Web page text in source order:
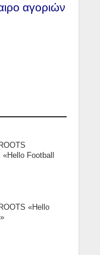
αγοριών
Football
«Hello